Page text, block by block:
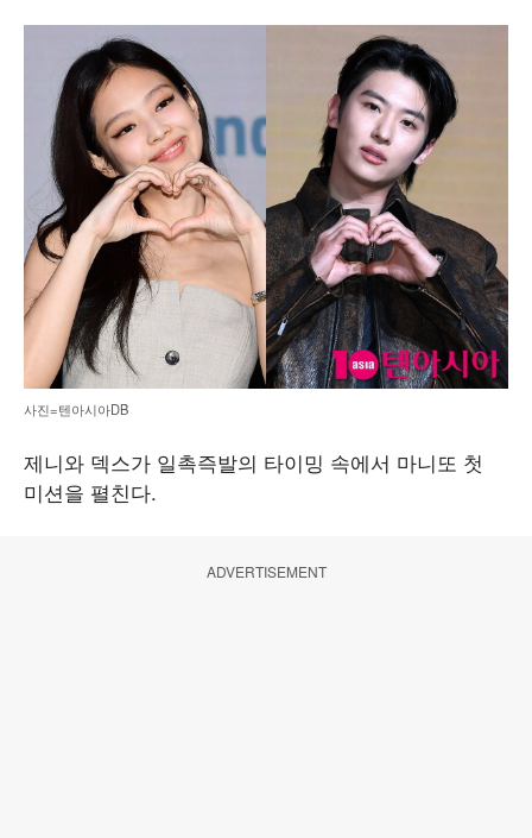
사진=텐아시아DB
제니와 덱스가 일촉즉발의 타이밍 속에서 마니또 첫
미션을 펼친다.
ADVERTISEMENT